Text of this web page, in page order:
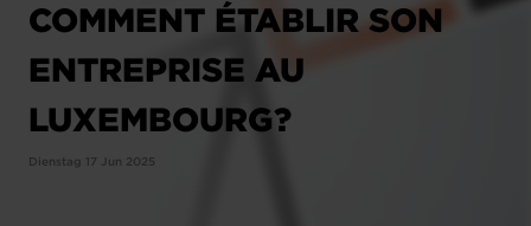
COMMENT ÉTABLIR SON
ENTREPRISE AU
LUXEMBOURG?
Dienstag 17 Jun 2025